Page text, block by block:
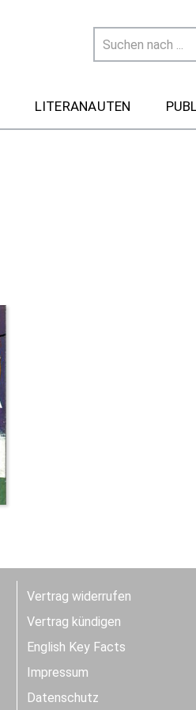
LITERANAUTEN
Vertrag widerrufen
Vertrag kündigen
English Key Facts
Impressum
Datenschutz